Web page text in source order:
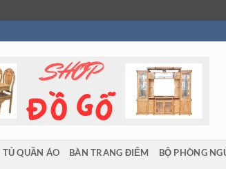
TỦ QUẦN ÁO BÀN TRANG ĐIỂM BỘ PHÒNG